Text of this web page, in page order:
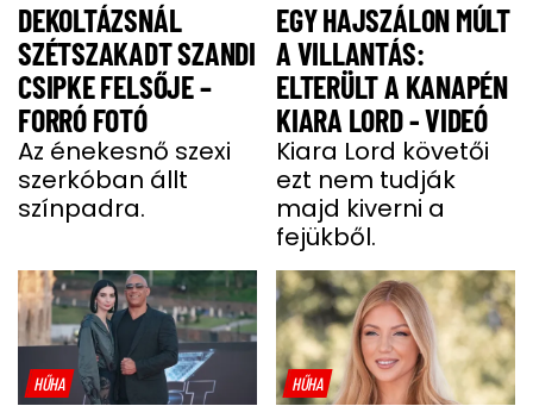
DEKOLTÁZSNÁL
SZÉTSZAKADT SZANDI
CSIPKE FELSŐJE –
FORRÓ FOTÓ
Az énekesnő szexi
szerkóban állt
színpadra.
EGY HAJSZÁLON MÚLT
A VILLANTÁS:
ELTERÜLT A KANAPÉN
KIARA LORD - VIDEÓ
Kiara Lord követői
ezt nem tudják
majd kiverni a
fejükből.
HŰHA HŰHA